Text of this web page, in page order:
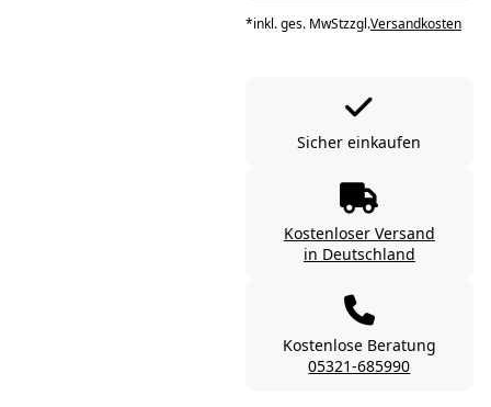
*inkl. ges. MwStzzgl.Versandkosten
Sicher einkaufen
Kostenloser Versand
in Deutschland
Kostenlose Beratung
05321-685990